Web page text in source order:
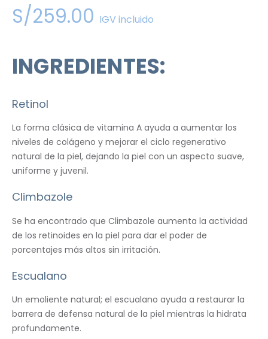
S/259.00 IGV incluido
INGREDIENTES:
Retinol
La forma clásica de vitamina A ayuda a aumentar los
niveles de colágeno y mejorar el ciclo regenerativo
natural de la piel, dejando la piel con un aspecto suave,
uniforme y juvenil.
Climbazole
Se ha encontrado que Climbazole aumenta la actividad
de los retinoides en la piel para dar el poder de
porcentajes más altos sin irritación.
Escualano
Un emoliente natural; el escualano ayuda a restaurar la
barrera de defensa natural de la piel mientras la hidrata
profundamente.